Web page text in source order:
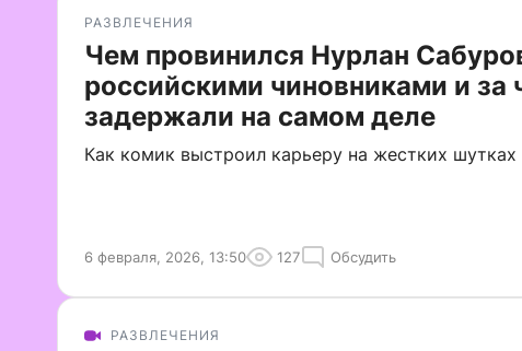
РАЗВЛЕЧЕНИЯ
Чем провинился Нурлан
российскими чиновниками и за
задержали на самом деле
Как комик выстроил карьеру на жестких шутках
6 февраля, 2026, 13:50 127 Обсудить
РАЗВЛЕЧЕНИЯ